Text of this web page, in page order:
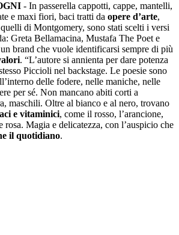
- In passerella cappotti, cappe, mantelli,
e maxi fiori, baci tratti da opere d’arte,
di Montgomery, sono stati scelti i versi
Greta Bellamacina, Mustafa The Poet e
brand che vuole identificarsi sempre di più
. “L’autore si annienta per dare potenza
Piccioli nel backstage. Le poesie sono
delle fodere, nelle maniche, nelle
per sé. Non mancano abiti corti a
maschili. Oltre al bianco e al nero, trovano
e vitaminici, come il rosso, l’arancione,
Magia e delicatezza, con l’auspicio che
il quotidiano.